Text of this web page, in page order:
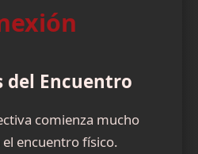
del Encuentro
comienza mucho
encuentro físico.